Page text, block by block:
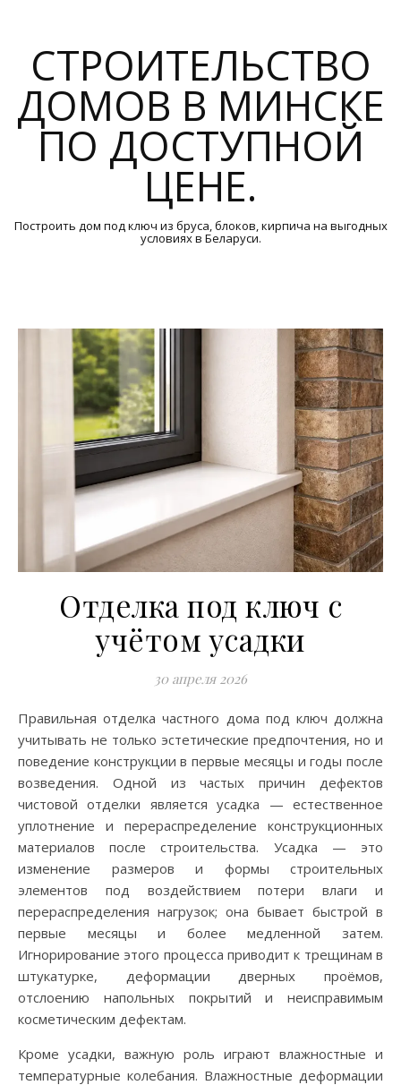
СТРОИТЕЛЬСТВО
ДОМОВ В МИНСКЕ
ПО ДОСТУПНОЙ
ЦЕНЕ.
Построить дом под ключ из бруса, блоков, кирпича на выгодных
условиях в Беларуси.
Отделка под ключ с
учётом усадки
30 апреля 2026
Правильная отделка частного дома под ключ должна
учитывать не только эстетические предпочтения, но и
поведение конструкции в первые месяцы и годы после
возведения. Одной из частых причин дефектов
чистовой отделки является усадка — естественное
уплотнение и перераспределение конструкционных
материалов после строительства. Усадка — это
изменение размеров и формы строительных
элементов под воздействием потери влаги и
перераспределения нагрузок; она бывает быстрой в
первые месяцы и более медленной затем.
Игнорирование этого процесса приводит к трещинам в
штукатурке, деформации дверных проёмов,
отслоению напольных покрытий и неисправимым
косметическим дефектам.
Кроме усадки, важную роль играют влажностные и
температурные колебания. Влажностные деформации